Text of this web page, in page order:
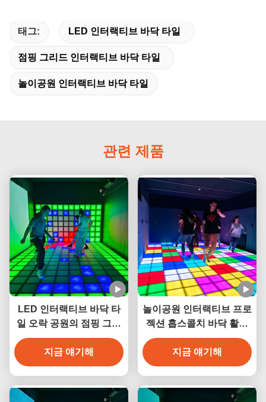
태그: LED 인터랙티브 바닥 타일
점핑 그리드 인터랙티브 바닥 타일
놀이공원 인터랙티브 바닥 타일
관련 제품
LED 인터랙티브 바닥 타
일 오락 공원의 점핑 그리
드
지금 얘기해
놀이공원 인터랙티브 프로
젝션 홉스콜치 바닥 활성
화 게임 그리드 LED 바닥
지금 얘기해